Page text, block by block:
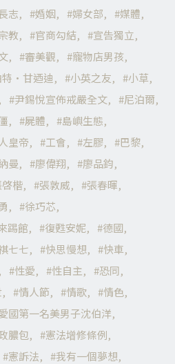
志 婚姻 婦女部
媒體
教 官商勾結
宣告獨立
審美觀
寵物店男孩
特·甘迺迪 小英之友
小草
尹錫悅宣佈戒嚴全文
尼泊爾
屍體
島嶼生態
皇帝 工會 左膠
巴黎
曼 廖偉翔
廖品鈞
啓楷 張敦威
張春暉
徐巧芯
踢館
復甦安妮
德國
七七 快思慢想
快車
性愛 性自主
恐同
情人節 情歌
情色
國第一名美男子沈伯洋
膿包
憲法增修條例
憲訴法
我有一個夢想